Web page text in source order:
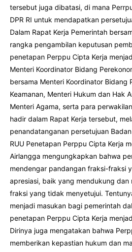
tersebut juga dibatasi, di mana
DPR RI untuk mendapatkan
Dalam Rapat Kerja Pemerintah
rangka pengambilan keputusan
penetapan Perppu Cipta Kerja
Menteri Koordinator Bidang
bersama Menteri Koordinator Bidang
Keamanan, Menteri Hukum dan Hak
Menteri Agama, serta para
hadir dalam Rapat Kerja tersebut,
penandatanganan persetujuan
RUU Penetapan Perppu Cipta Kerja
Airlangga mengungkapkan bahwa
mendengar pandangan fraksi-fraksi
apresiasi, baik yang mendukung dan
fraksi yang tidak menyetujui.
menjadi masukan bagi pemerintah
penetapan Perppu Cipta Kerja
Dirinya juga mengatakan bahwa
memberikan kepastian hukum dan